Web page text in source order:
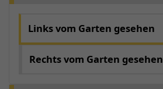
Links vom Garten gesehen
Rechts vom Garten gesehen